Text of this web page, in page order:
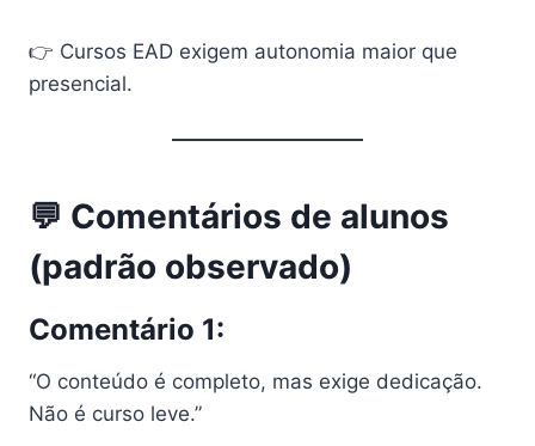
👉 Cursos EAD exigem autonomia maior que
presencial.
💬 Comentários de alunos
(padrão observado)
Comentário 1:
“O conteúdo é completo, mas exige dedicação.
Não é curso leve.”